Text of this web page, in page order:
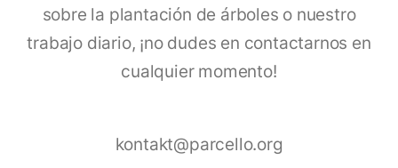
sobre la plantación de árboles o nuestro
trabajo diario, ¡no dudes en contactarnos en
cualquier momento!
kontakt@parcello.org